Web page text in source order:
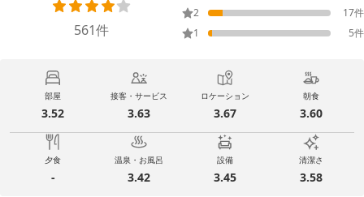
561件
2
17件
1
5件
部屋
3.52
接客・サービス
3.63
ロケーション
3.67
朝食
3.60
夕食
-
温泉・お風呂
3.42
設備
3.45
清潔さ
3.58